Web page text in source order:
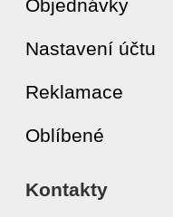
Objednávky
Nastavení účtu
Reklamace
Oblíbené
Kontakty